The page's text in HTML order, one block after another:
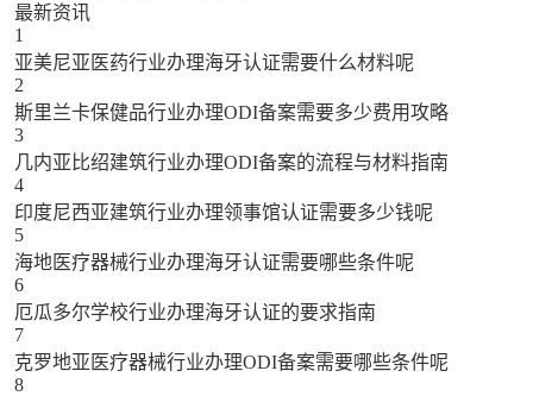
最新资讯
1
亚美尼亚医药行业办理海牙认证需要什么材料呢
2
斯里兰卡保健品行业办理ODI备案需要多少费用攻略
3
几内亚比绍建筑行业办理ODI备案的流程与材料指南
4
印度尼西亚建筑行业办理领事馆认证需要多少钱呢
5
海地医疗器械行业办理海牙认证需要哪些条件呢
6
厄瓜多尔学校行业办理海牙认证的要求指南
7
克罗地亚医疗器械行业办理ODI备案需要哪些条件呢
8